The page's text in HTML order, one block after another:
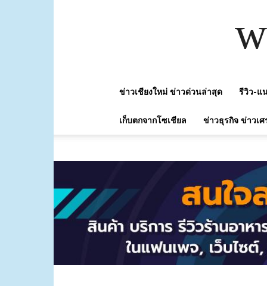
ข่าวเชียงใหม่ ข่าวด่วนล่าสุด รีวิว-แ
เก็บตกจากโซเชียล ข่าวธุรกิจ ข่าวเศ